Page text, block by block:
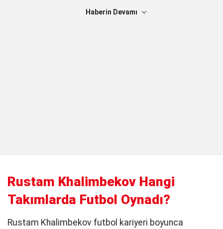
Haberin Devamı
Rustam Khalimbekov Hangi
Takımlarda Futbol Oynadı?
Rustam Khalimbekov futbol kariyeri boyunca